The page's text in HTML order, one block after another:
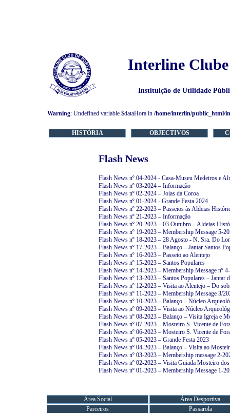
Interline
Instituição de Utilidade
Warning: Undefined variable $dataHora in /home/interlin/public_html/
HISTÓRIA OBJECTIVOS
Flash News
Flash News nº 04-2024 - Casa-Museu Medeiros e
Flash News nº 03-2024 – Informação
Flash News nº 02-2024 – Joias da Coroa
Flash News nº 01-2024 - Grande Festa 2024
Flash News nº 22-2023 – Passeios às Aldeias
Flash News nº 21-2023 – Informação
Flash News nº 20-2023 – 03 Outubro – Aldeias
Flash News nº 19-2023 – Membership Message 5-
Flash News nº 18-2023 – 28 Agosto - N. Sra. Do
Flash News nº 17-2023 – Balanço – Jantar Santos
Flash News nº 16-2023 – Passeio ao Alentejo
Flash News nº 15-2023 – Santos Populares
Flash News nº 14-2023 – Membership Message nº
Flash News nº 13-2023 – Santos Populares – Jantar
Flash News nº 12-2023 – Visita ao Alentejo – Do
Flash News nº 11-2023 – Membership Message 3/
Flash News nº 10-2023 – Balanço – Núcleo
Flash News nº 09-2023 – Visita ao Núcleo
Flash News nº 08-2023 – Balanço – Visita Igreja e
Flash News nº 07-2023 – Mosteiro S. Vicente de
Flash News nº 06-2023 – Mosteiro S. Vicente de
Flash News nº 05-2023 – Grande Festa 2023
Flash News nº 04-2023 – Balanço – Visita ao
Flash News nº 03-2023 – Membership message 2-
Flash News nº 02-2023 – Visita Guiada Mosteiro
Flash News nº 01-2023 – Membership Message 1-
Área Social
Área Desportiva
Parceiros
Passarola